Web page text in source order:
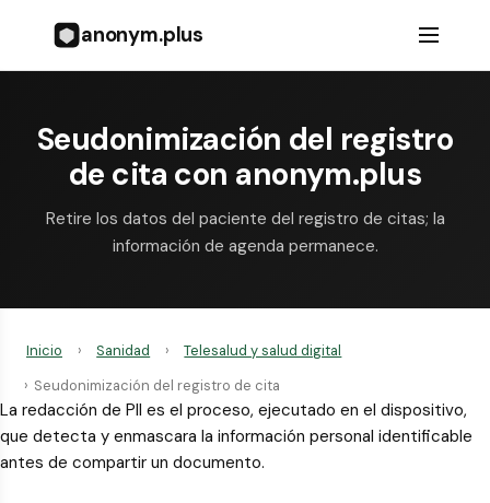
anonym.plus
Seudonimización del registro
de cita con anonym.plus
Retire los datos del paciente del registro de citas; la
información de agenda permanece.
Inicio › Sanidad ›
Telesalud y salud digital
› Seudonimización del registro de cita
La redacción de PII es el proceso, ejecutado en el dispositivo,
que detecta y enmascara la información personal identificable
antes de compartir un documento.